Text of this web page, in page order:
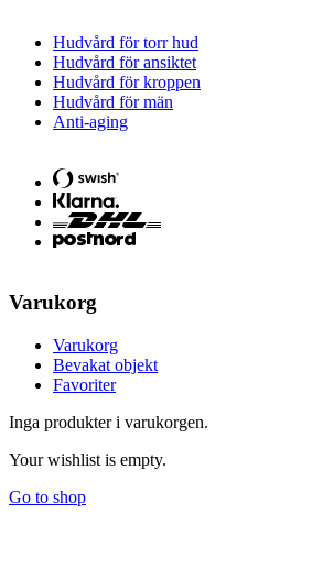
Hudvård för torr hud
Hudvård för ansiktet
Hudvård för kroppen
Hudvård för män
Anti-aging
Varukorg
Varukorg
Bevakat objekt
Favoriter
Inga produkter i varukorgen.
Your wishlist is empty.
Go to shop